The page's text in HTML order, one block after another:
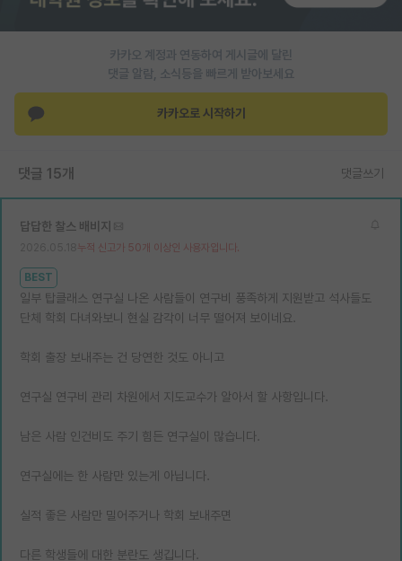
카카오 계정과 연동하여 게시글에 달린
댓글 알람, 소식등을 빠르게 받아보세요
카카오로 시작하기
댓글 15개 댓글쓰기
답답한 찰스 배비지
누적 신고가 50개 이상인 사용자입니다.
BEST
일부 탑클래스 연구실 나온 사람들이 연구비 풍족하게 지원받고 석사들도
단체 학회 다녀와보니 현실 감각이 너무 떨어져 보이네요.
학회 출장 보내주는 건 당연한 것도 아니고
연구실 연구비 관리 차원에서 지도교수가 알아서 할 사항입니다.
남은 사람 인건비도 주기 힘든 연구실이 많습니다.
연구실에는 한 사람만 있는게 아닙니다.
실적 좋은 사람만 밀어주거나 학회 보내주면
다른 학생들에 대한 분란도 생깁니다.